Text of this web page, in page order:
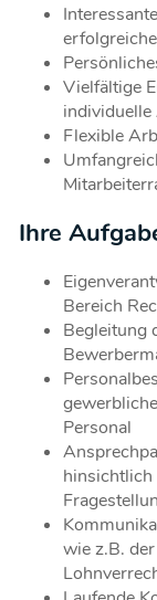
Vielfältige
Flexible
Ihre
Bereich
Begleitung
Personal
wie z.B.